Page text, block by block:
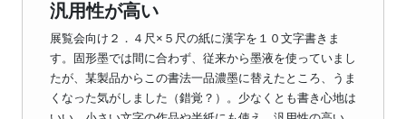
汎用性が高い
展覧会向け２．４尺×５尺の紙に漢字を１０文字書きま
す。固形墨では間に合わず、従来から墨液を使っていまし
たが、某製品からこの書法一品濃墨に替えたところ、うま
くなった気がしました（錯覚？）。少なくとも書き心地は